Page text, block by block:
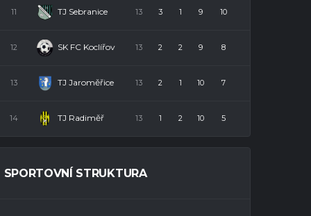
11 TJ Sebranice 13 3 1 9 10
12 SK FC Koclířov 13 2 2 9 8
13 TJ Jaroměřice 13 2 1 10 7
14 TJ Radiměř 13 1 2 10 5
SPORTOVNÍ STRUKTURA